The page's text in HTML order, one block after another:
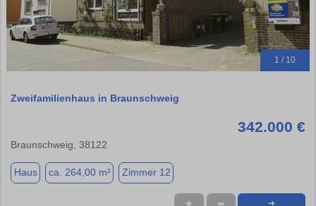
1 / 10
Zweifamilienhaus in Braunschweig
342.000 €
Braunschweig, 38122
Haus ca. 264,00 m² Zimmer 12
★ ➦ ➜